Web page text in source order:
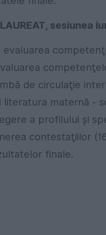
sesiunea
evaluarea
de circulaţie
literatura maternă -
a profilului şi
contestaţiilor
finale.